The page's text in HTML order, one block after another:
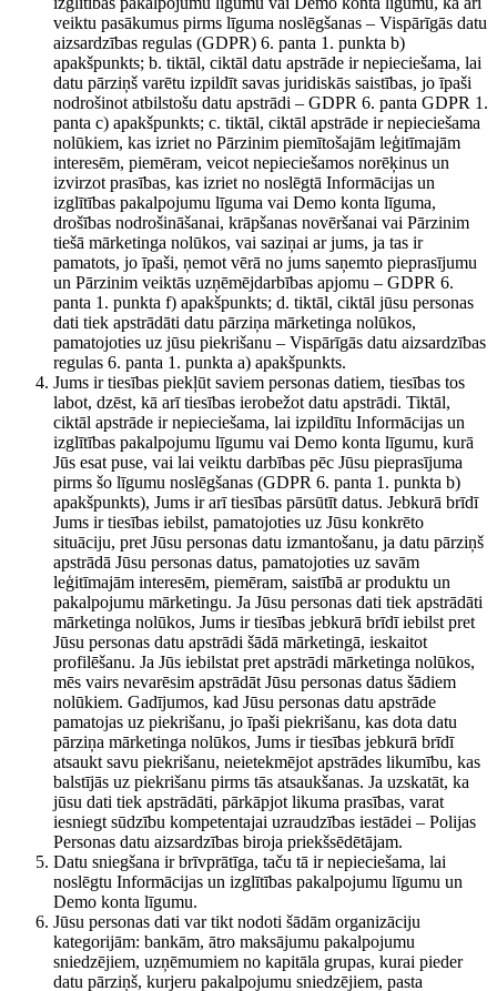
veiktu pasākumus pirms līguma noslēgšanas – Vispārīgās datu
aizsardzības regulas (GDPR) 6. panta 1. punkta b)
apakšpunkts; b. tiktāl, ciktāl datu apstrāde ir nepieciešama, lai
datu pārziņš varētu izpildīt savas juridiskās saistības, jo īpaši
nodrošinot atbilstošu datu apstrādi – GDPR 6. panta GDPR 1.
panta c) apakšpunkts; c. tiktāl, ciktāl apstrāde ir nepieciešama
nolūkiem, kas izriet no Pārzinim piemītošajām leģitīmajām
interesēm, piemēram, veicot nepieciešamos norēķinus un
izvirzot prasības, kas izriet no noslēgtā Informācijas un
izglītības pakalpojumu līguma vai Demo konta līguma,
drošības nodrošināšanai, krāpšanas novēršanai vai Pārzinim
tiešā mārketinga nolūkos, vai saziņai ar jums, ja tas ir
pamatots, jo īpaši, ņemot vērā no jums saņemto pieprasījumu
un Pārzinim veiktās uzņēmējdarbības apjomu – GDPR 6.
panta 1. punkta f) apakšpunkts; d. tiktāl, ciktāl jūsu personas
dati tiek apstrādāti datu pārziņa mārketinga nolūkos,
pamatojoties uz jūsu piekrišanu – Vispārīgās datu aizsardzības
regulas 6. panta 1. punkta a) apakšpunkts.
Jums ir tiesības piekļūt saviem personas datiem, tiesības tos
labot, dzēst, kā arī tiesības ierobežot datu apstrādi. Tiktāl,
ciktāl apstrāde ir nepieciešama, lai izpildītu Informācijas un
izglītības pakalpojumu līgumu vai Demo konta līgumu, kurā
Jūs esat puse, vai lai veiktu darbības pēc Jūsu pieprasījuma
pirms šo līgumu noslēgšanas (GDPR 6. panta 1. punkta b)
apakšpunkts), Jums ir arī tiesības pārsūtīt datus. Jebkurā brīdī
Jums ir tiesības iebilst, pamatojoties uz Jūsu konkrēto
situāciju, pret Jūsu personas datu izmantošanu, ja datu pārziņš
apstrādā Jūsu personas datus, pamatojoties uz savām
leģitīmajām interesēm, piemēram, saistībā ar produktu un
pakalpojumu mārketingu. Ja Jūsu personas dati tiek apstrādāti
mārketinga nolūkos, Jums ir tiesības jebkurā brīdī iebilst pret
Jūsu personas datu apstrādi šādā mārketingā, ieskaitot
profilēšanu. Ja Jūs iebilstat pret apstrādi mārketinga nolūkos,
mēs vairs nevarēsim apstrādāt Jūsu personas datus šādiem
nolūkiem. Gadījumos, kad Jūsu personas datu apstrāde
pamatojas uz piekrišanu, jo īpaši piekrišanu, kas dota datu
pārziņa mārketinga nolūkos, Jums ir tiesības jebkurā brīdī
atsaukt savu piekrišanu, neietekmējot apstrādes likumību, kas
balstījās uz piekrišanu pirms tās atsaukšanas. Ja uzskatāt, ka
jūsu dati tiek apstrādāti, pārkāpjot likuma prasības, varat
iesniegt sūdzību kompetentajai uzraudzības iestādei – Polijas
Personas datu aizsardzības biroja priekšsēdētājam.
Datu sniegšana ir brīvprātīga, taču tā ir nepieciešama, lai
noslēgtu Informācijas un izglītības pakalpojumu līgumu un
Demo konta līgumu.
Jūsu personas dati var tikt nodoti šādām organizāciju
kategorijām: bankām, ātro maksājumu pakalpojumu
sniedzējiem, uzņēmumiem no kapitāla grupas, kurai pieder
datu pārziņš, kurjeru pakalpojumu sniedzējiem, pasta